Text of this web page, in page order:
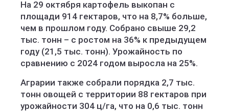
На 29 октября картофель выкопан с
площади 914 гектаров, что на 8,7% больше,
чем в прошлом году. Собрано свыше 29,2
тыс. тонн – с ростом на 36% к предыдущем
году (21,5 тыс. тонн). Урожайность по
сравнению с 2024 годом выросла на 25%.
Аграрии также собрали порядка 2,7 тыс.
тонн овощей с территории 88 гектаров при
урожайности 304 ц/га, что на 0,6 тыс. тонн